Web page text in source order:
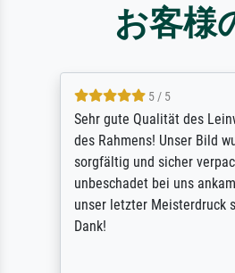
お客様
5 / 5
Sehr gute Qualität des
des Rahmens! Unser Bild
sorgfältig und sicher
unbeschadet bei uns
unser letzter Meisterdruck
Dank!